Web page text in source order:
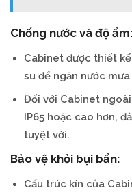
Chống nước và độ ẩm:
Cabinet được thiết
su để ngăn nước
Đối với Cabinet
IP65 hoặc cao hơn,
tuyệt vời.
Bảo vệ khỏi bụi bẩn:
Cấu trúc kín của